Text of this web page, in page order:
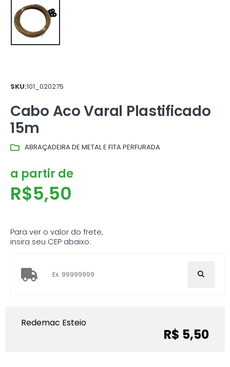
SKU:101_020275
Cabo Aco Varal Plastificado
15m
ABRAÇADEIRA DE METAL E FITA PERFURADA
a partir de
R$5,50
Para ver o valor do frete,
insira seu CEP abaixo:
Redemac Esteio
R$ 5,50